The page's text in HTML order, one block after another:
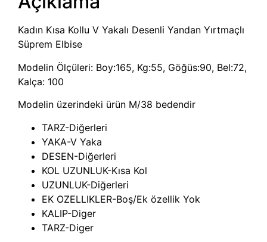
Kadın Kısa Kollu V Yakalı Desenli Yandan Yırtmaçlı
Süprem Elbise
Modelin Ölçüleri: Boy:165, Kg:55, Göğüs:90, Bel:72,
Kalça: 100
Modelin üzerindeki ürün M/38 bedendir
TARZ-Diğerleri
YAKA-V Yaka
DESEN-Diğerleri
KOL UZUNLUK-Kısa Kol
UZUNLUK-Diğerleri
EK OZELLIKLER-Boş/Ek özellik Yok
KALIP-Diger
TARZ-Diger